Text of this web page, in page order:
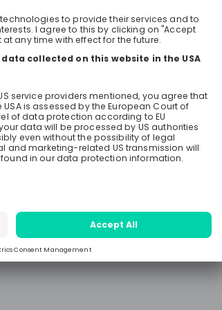
entwickeln, Verbraucher- und Kundeneinblicke
nutzen und unsere Marken zum Wachsen
bringen. Nutze die Chance, Einblicke in unser
Unternehmen zu gewinnen und deine Fragen
Karrierechancen im Brand Management zu
erfahren! Das erwartet dich beim deinem
Karrierestart bei uns: • Spannende Arbeit und
Verantwortung ab dem ersten Tag. •
Wettbewerbsfähige Vergütung: o Vollzeit:
jährliches Anfangsgehalt 64.800 € plus,
flexible und hybride Arbeitsformen
Weihnachts- und Urlaubsgeld, betriebliche
Altersvorsorge, Aktienkaufprogramme,
Jobticket, Campus-Kantine und
Dienstleistungen wie Fitnesscenter, Wellness-